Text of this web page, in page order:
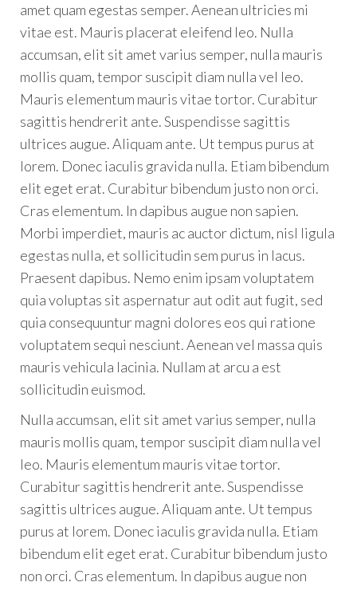
amet quam egestas semper. Aenean ultricies mi
vitae est. Mauris placerat eleifend leo. Nulla
accumsan, elit sit amet varius semper, nulla mauris
mollis quam, tempor suscipit diam nulla vel leo.
Mauris elementum mauris vitae tortor. Curabitur
sagittis hendrerit ante. Suspendisse sagittis
ultrices augue. Aliquam ante. Ut tempus purus at
lorem. Donec iaculis gravida nulla. Etiam bibendum
elit eget erat. Curabitur bibendum justo non orci.
Cras elementum. In dapibus augue non sapien.
Morbi imperdiet, mauris ac auctor dictum, nisl ligula
egestas nulla, et sollicitudin sem purus in lacus.
Praesent dapibus. Nemo enim ipsam voluptatem
quia voluptas sit aspernatur aut odit aut fugit, sed
quia consequuntur magni dolores eos qui ratione
voluptatem sequi nesciunt. Aenean vel massa quis
mauris vehicula lacinia. Nullam at arcu a est
sollicitudin euismod.
Nulla accumsan, elit sit amet varius semper, nulla
mauris mollis quam, tempor suscipit diam nulla vel
leo. Mauris elementum mauris vitae tortor.
Curabitur sagittis hendrerit ante. Suspendisse
sagittis ultrices augue. Aliquam ante. Ut tempus
purus at lorem. Donec iaculis gravida nulla. Etiam
bibendum elit eget erat. Curabitur bibendum justo
non orci. Cras elementum. In dapibus augue non